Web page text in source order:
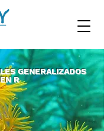
GENERALIZADOS
EN R